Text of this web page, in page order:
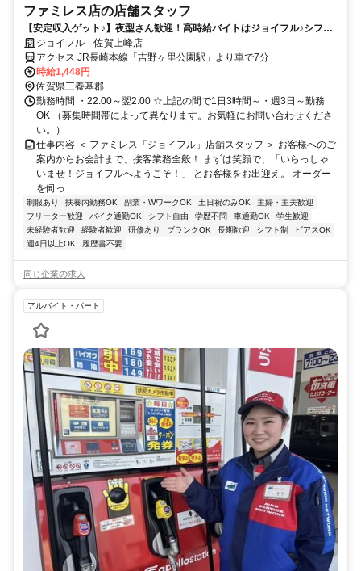
ファミレス店の店舗スタッフ
【安定収入ゲット♪】夜型さん歓迎！高時給バイトはジョイフル♪シフト
相談OK！履歴書不要◎
ジョイフル 佐賀上峰店
アクセス JR長崎本線「吉野ヶ里公園駅」より車で7分
時給1,448円
佐賀県三養基郡
勤務時間 ・22:00～翌2:00 ☆上記の間で1日3時間～・週3日～勤務
OK （募集時間帯によって異なります。お気軽にお問い合わせくださ
い。）
仕事内容 ＜ ファミレス「ジョイフル」店舗スタッフ ＞ お客様へのご
案内からお会計まで、接客業務全般！ まずは笑顔で、「いらっしゃ
いませ！ジョイフルへようこそ！」 とお客様をお出迎え。 オーダー
を伺っ...
制服あり 扶養内勤務OK 副業・WワークOK 土日祝のみOK
主婦・主夫歓迎
フリーター歓迎
バイク通勤OK シフト自由 学歴不問 車通勤OK
学生歓迎
未経験者歓迎
経験者歓迎 研修あり ブランクOK 長期歓迎 シフト制
ピアスOK
週4日以上OK
履歴書不要
同じ企業の求人
アルバイト・パート